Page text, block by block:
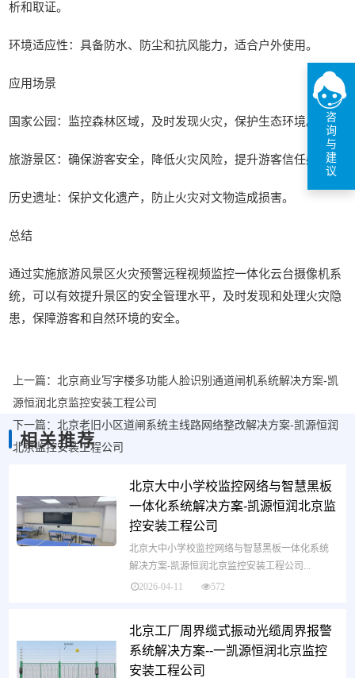
析和取证。
环境适应性：具备防水、防尘和抗风能力，适合户外使用。
应用场景
国家公园：监控森林区域，及时发现火灾，保护生态环境。
旅游景区：确保游客安全，降低火灾风险，提升游客信任感。
历史遗址：保护文化遗产，防止火灾对文物造成损害。
总结
通过实施旅游风景区火灾预警远程视频监控一体化云台摄像机系
统，可以有效提升景区的安全管理水平，及时发现和处理火灾隐
患，保障游客和自然环境的安全。
上一篇： 北京商业写字楼多功能人脸识别通道闸机系统解决方案-凯
源恒润北京监控安装工程公司
下一篇： 北京老旧小区道闸系统主线路网络整改解决方案-凯源恒润
北京监控安装工程公司
相关推荐
北京大中小学校监控网络与智慧黑板
一体化系统解决方案-凯源恒润北京监
控安装工程公司
北京大中小学校监控网络与智慧黑板一体化系统
解决方案-凯源恒润北京监控安装工程公司 ​...
2026-04-11 572
北京工厂周界缆式振动光缆​周界报警
系统解决方案--一凯源恒润北京监控
安装工程公司
咨
询
与
建
议